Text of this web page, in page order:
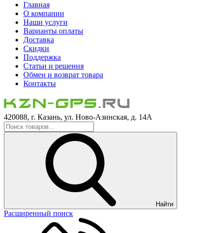
Главная
О компании
Наши услуги
Варианты оплаты
Доставка
Скидки
Поддержка
Статьи и решения
Обмен и возврат товара
Контакты
420088, г. Казань, ул. Ново-Азинская, д. 14А
Найти
Расширенный поиск